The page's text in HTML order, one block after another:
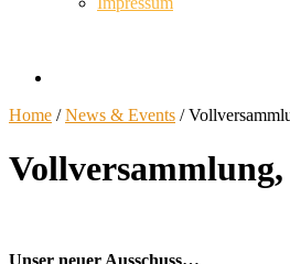
Home /News & Events /
Unser neuer Ausschuss…